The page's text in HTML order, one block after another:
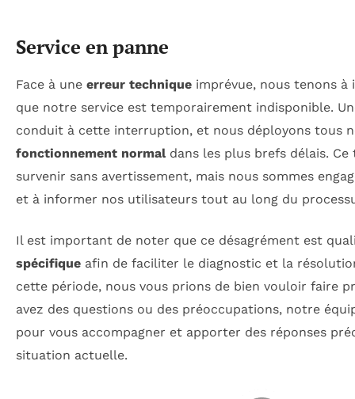
Service en panne
Face à une erreur technique imprévue, nous tenons
que notre service est temporairement indisponible.
conduit à cette interruption, et nous déployons tous
fonctionnement normaldans les plus brefs délais. Ce
survenir sans avertissement, mais nous sommes
et à informer nos utilisateurs tout au long du
Il est important de noter que ce désagrément est
spécifique afin de faciliter le diagnostic et la
cette période, nous vous prions de bien vouloir faire
avez des questions ou des préoccupations, notre
pour vous accompagner et apporter des réponses
situation actuelle.